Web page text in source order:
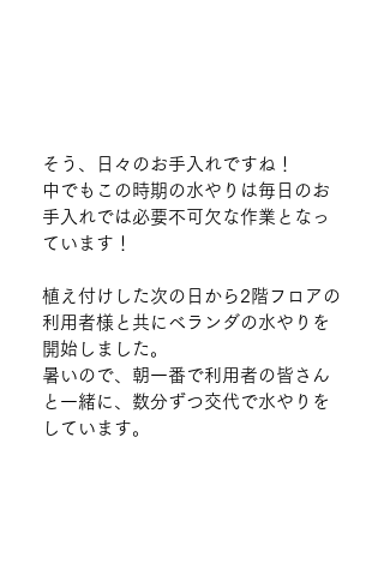
そう、日々のお手入れですね！
中でもこの時期の水やりは毎日のお
手入れでは必要不可欠な作業となっ
ています！
植え付けした次の日から2階フロアの
利用者様と共にベランダの水やりを
開始しました。
暑いので、朝一番で利用者の皆さん
と一緒に、数分ずつ交代で水やりを
しています。